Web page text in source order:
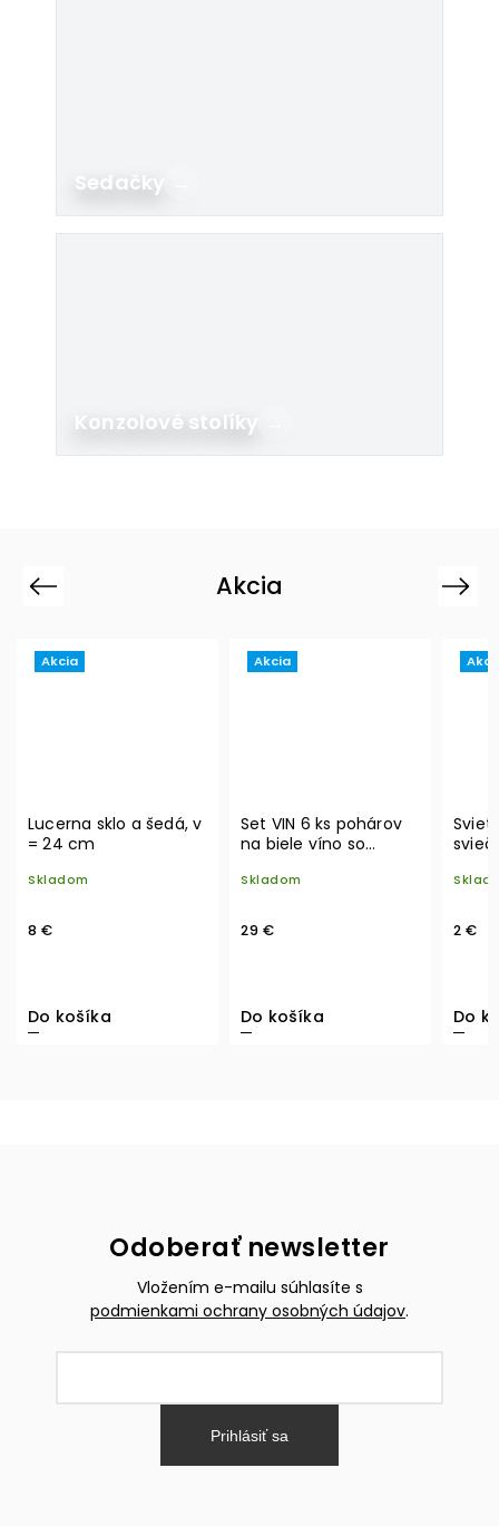
Sedačky
Konzolové stolíky
Akcia
Previous
Akcia
Set VIN 6 ks pohárov
na biele víno so
Skladom
29 €
Do košíka
Akcia
Svietnik na čajovú
sviečku
Skladom
2 €
Do košíka
19 €
Do
Next
Odoberať newsletter
Vložením e-mailu súhlasíte s
podmienkami ochrany osobných údajov.
Prihlásiť sa